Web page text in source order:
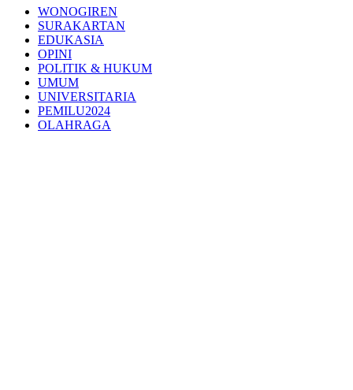
WONOGIREN
SURAKARTAN
EDUKASIA
OPINI
POLITIK & HUKUM
UMUM
UNIVERSITARIA
PEMILU2024
OLAHRAGA